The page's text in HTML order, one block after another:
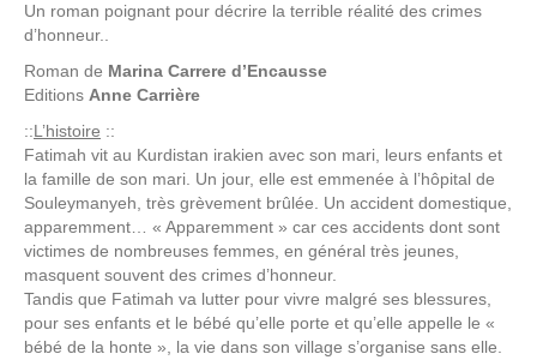
Un roman poignant pour décrire la terrible réalité des crimes
d’honneur..
Roman de Marina Carrere d’Encausse
Editions Anne Carrière
::L’histoire ::
Fatimah vit au Kurdistan irakien avec son mari, leurs enfants et
la famille de son mari. Un jour, elle est emmenée à l’hôpital de
Souleymanyeh, très grèvement brûlée. Un accident domestique,
apparemment… « Apparemment » car ces accidents dont sont
victimes de nombreuses femmes, en général très jeunes,
masquent souvent des crimes d’honneur.
Tandis que Fatimah va lutter pour vivre malgré ses blessures,
pour ses enfants et le bébé qu’elle porte et qu’elle appelle le «
bébé de la honte », la vie dans son village s’organise sans elle.